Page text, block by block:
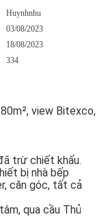
Huynhnhu
03/08/2023
18/08/2023
334
view Bitexco,
trừ chiết khấu.
bị nhà bếp
căn góc, tất cả
qua cầu Thủ